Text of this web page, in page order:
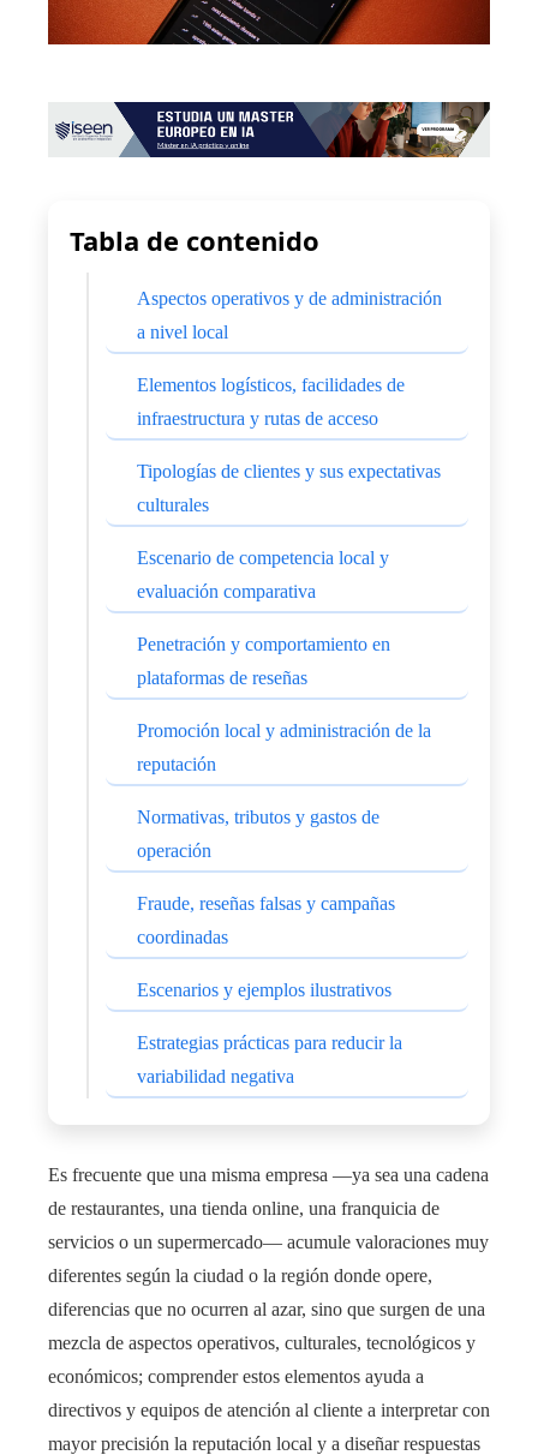
Tabla de contenido
Aspectos operativos y de administración
a nivel local
Elementos logísticos, facilidades de
infraestructura y rutas de acceso
Tipologías de clientes y sus expectativas
culturales
Escenario de competencia local y
evaluación comparativa
Penetración y comportamiento en
plataformas de reseñas
Promoción local y administración de la
reputación
Normativas, tributos y gastos de
operación
Fraude, reseñas falsas y campañas
coordinadas
Escenarios y ejemplos ilustrativos
Estrategias prácticas para reducir la
variabilidad negativa
Es frecuente que una misma empresa —ya sea una cadena
de restaurantes, una tienda online, una franquicia de
servicios o un supermercado— acumule valoraciones muy
diferentes según la ciudad o la región donde opere,
diferencias que no ocurren al azar, sino que surgen de una
mezcla de aspectos operativos, culturales, tecnológicos y
económicos; comprender estos elementos ayuda a
directivos y equipos de atención al cliente a interpretar con
mayor precisión la reputación local y a diseñar respuestas